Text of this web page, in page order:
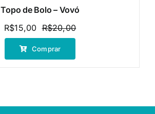
Topo de Bolo – Vovó
R$20,00O
preço
R$15,00
O
preço
Comprar